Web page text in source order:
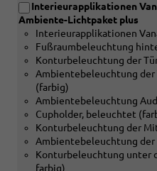
Verbindung
mit
[5MB]
Dekoreinlagen
Aluminium
matt
gebürstet
oder
[5MK]
Dekoreinlagen
Carbon
Mikro-
Interieurapplikationen
Ambiente-Lichtpaket plus
Interieurapplikationen
Fußraumbeleuchtung
Konturbeleuchtung der
Ambientebeleuchtung
(farbig)
Ambientebeleuchtung
Cupholder, beleuchtet
Konturbeleuchtung der
Ambientebeleuchtung
Konturbeleuchtung unter
farbig)